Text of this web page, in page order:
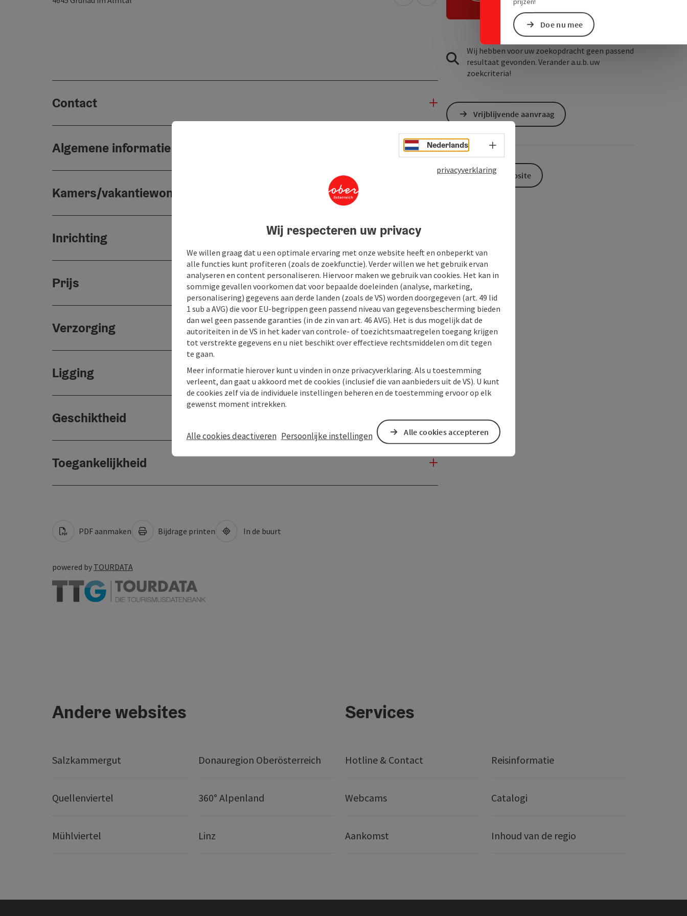
Doe nu mee
Contact
Algemene informatie
Kamers/vakantiewoningen
Inrichting
Prijs
Verzorging
Ligging
Geschiktheid
Toegankelijkheid
Wij hebben voor uw zoekopdracht geen passend
resultaat gevonden. Verander a.u.b. uw
zoekcriteria!
Vrijblijvende aanvraag
Naar de website
PDF aanmaken Bijdrage printen In de buurt
powered by TOURDATA
Andere websites
Salzkammergut Donauregion Oberösterreich
Quellenviertel 360° Alpenland
Mühlviertel Linz
Services
Hotline & Contact Reisinformatie
Webcams Catalogi
Aankomst Inhoud van de regio
Nederlands Taalkeuze - menu openen
privacyverklaring
Wij respecteren uw privacy
We willen graag dat u een optimale ervaring met onze website heeft en onbeperkt van
alle functies kunt profiteren (zoals de zoekfunctie). Verder willen we het gebruik ervan
analyseren en content personaliseren. Hiervoor maken we gebruik van cookies. Het kan in
sommige gevallen voorkomen dat voor bepaalde doeleinden (analyse, marketing,
personalisering) gegevens aan derde landen (zoals de VS) worden doorgegeven (art. 49 lid
1 sub a AVG) die voor EU-begrippen geen passend niveau van gegevensbescherming bieden
dan wel geen passende garanties (in de zin van art. 46 AVG). Het is dus mogelijk dat de
autoriteiten in de VS in het kader van controle- of toezichtsmaatregelen toegang krijgen
tot verstrekte gegevens en u niet beschikt over effectieve rechtsmiddelen om dit tegen
te gaan.
Meer informatie hierover kunt u vinden in onze privacyverklaring. Als u toestemming
verleent, dan gaat u akkoord met de cookies (inclusief die van aanbieders uit de VS). U kunt
de cookies zelf via de individuele instellingen beheren en de toestemming ervoor op elk
gewenst moment intrekken.
Alle cookies deactiveren Persoonlijke instellingen Alle cookies accepteren